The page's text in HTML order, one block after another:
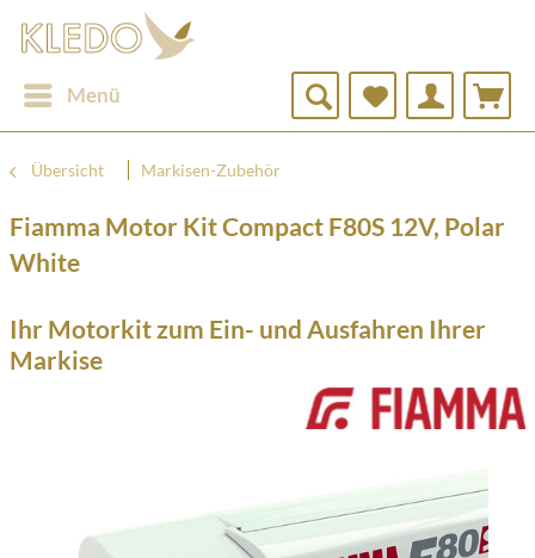
Menü
Übersicht Markisen-Zubehör
Fiamma Motor Kit Compact F80S 12V, Polar
White
Ihr Motorkit zum Ein- und Ausfahren Ihrer
Markise